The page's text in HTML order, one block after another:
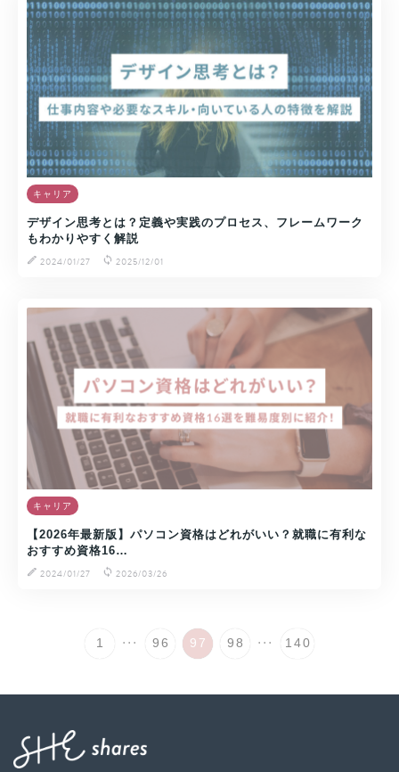
キャリア
デザイン思考とは？定義や実践のプロセス、フレームワーク
もわかりやすく解説
2024/01/27
2025/12/01
キャリア
【2026年最新版】パソコン資格はどれがいい？就職に有利な
おすすめ資格16…
2024/01/27
2026/03/26
1 ... 96 97 98 ... 140